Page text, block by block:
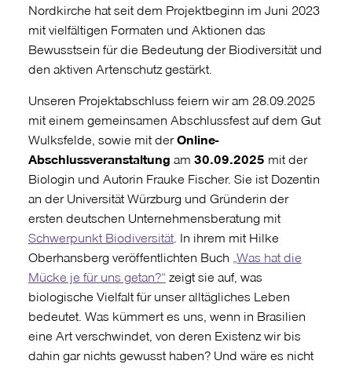
Nordkirche hat seit dem Projektbeginn im Juni 2023
mit vielfältigen Formaten und Aktionen das
Bewusstsein für die Bedeutung der Biodiversität und
den aktiven Artenschutz gestärkt.
Unseren Projektabschluss feiern wir am 28.09.2025
mit einem gemeinsamen Abschlussfest auf dem Gut
Wulksfelde, sowie mit derOnline-
Abschlussveranstaltung am 30.09.2025 mit der
Biologin und Autorin Frauke Fischer. Sie ist Dozentin
an der Universität Würzburg und Gründerin der
ersten deutschen Unternehmensberatung mit
Schwerpunkt Biodiversität. In ihrem mit Hilke
Oberhansberg veröffentlichten Buch „Was hat die
Mücke je für uns getan?“ zeigt sie auf, was
biologische Vielfalt für unser alltägliches Leben
bedeutet. Was kümmert es uns, wenn in Brasilien
eine Art verschwindet, von deren Existenz wir bis
dahin gar nichts gewusst haben? Und wäre es nicht